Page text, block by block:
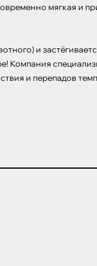
мягкая и
и
Компания
и перепадов